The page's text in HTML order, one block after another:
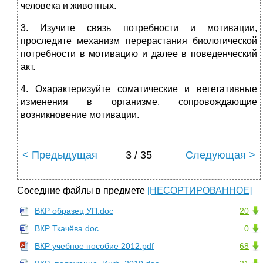
человека и животных.
3. Изучите связь потребности и мотивации,
проследите механизм перерастания биологической
потребности в мотивацию и далее в поведенческий
акт.
4. Охарактеризуйте соматические и вегетативные
изменения в организме, сопровождающие
возникновение мотивации.
< Предыдущая 3 / 35 Следующая >
Соседние файлы в предмете [НЕСОРТИРОВАННОЕ]
20
ВКР образец УП.doc
0
ВКР Ткачёва.doc
68
ВКР учебное пособие 2012.pdf